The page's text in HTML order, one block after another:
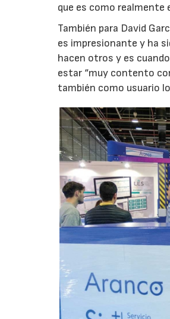
que es como realmente
También para David
es impresionante y ha
hacen otros y es
estar “muy contento
también como usuario